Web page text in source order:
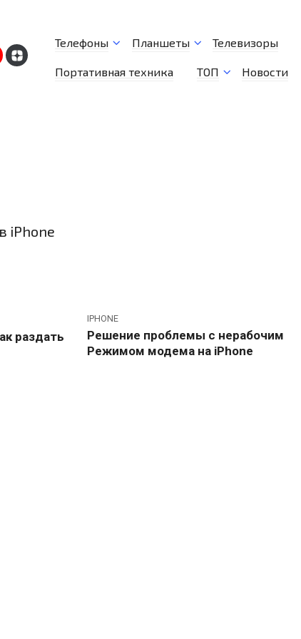
Телефоны Планшеты Телевизоры
Портативная техника ТОП Новости
iPhone
раздать
IPHONE
Решение проблемы с нерабочим
Режимом модема на iPhone